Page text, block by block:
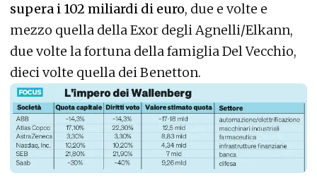
supera i 102 miliardi di euro, due e volte e
mezzo quella della Exor degli Agnelli/Elkann,
due volte la fortuna della famiglia Del Vecchio,
dieci volte quella dei Benetton.